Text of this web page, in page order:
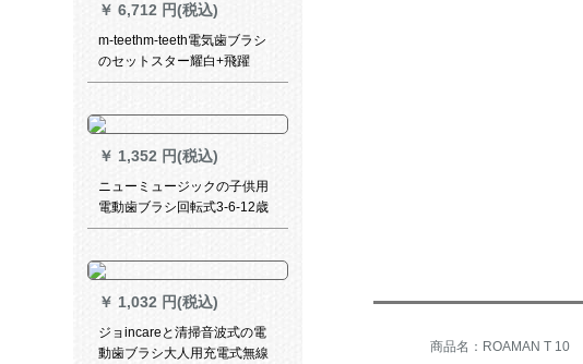
￥ 6,712 円(税込)
m-teethm-teeth電気歯ブラシ
のセットスター耀白+飛躍
￥ 1,352 円(税込)
ニューミュージックの子供用
電動歯ブラシ回転式3-6-12歳
のデュポンの柔らかい毛の子
い3-6歳
￥ 1,032 円(税込)
ジョincareと清掃音波式の電
動歯ブラシ大人用充電式無線
商品名：ROAMAN T 10